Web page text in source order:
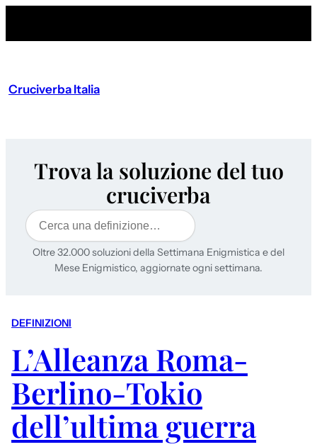
Cruciverba Italia
Trova la soluzione del tuo
cruciverba
Cerca
Oltre 32.000 soluzioni della Settimana Enigmistica e del
Mese Enigmistico, aggiornate ogni settimana.
DEFINIZIONI
L’Alleanza Roma-
Berlino-Tokio
dell’ultima guerra